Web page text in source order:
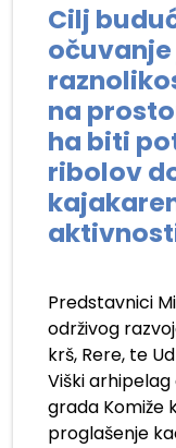
Cilj
na
ha biti
ribolov
Predstavnici
održivog
krš, Rere, te
Viški
grada Komiže
proglašenje